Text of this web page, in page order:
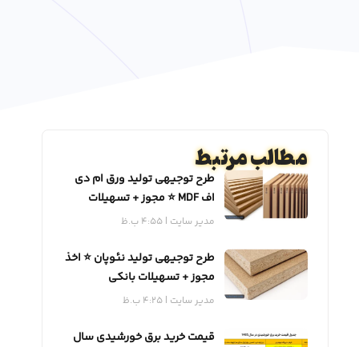
مطالب مرتبططرح توجیهی تولید ورق ام دی
اف MDF ⭐️ مجوز + تسهیلات
بانکی
مدیر سایت 4:55 ب.ظ
طرح توجیهی تولید نئوپان ⭐️ اخذ
مجوز + تسهیلات بانکی
مدیر سایت 4:25 ب.ظ
قیمت خرید برق خورشیدی سال